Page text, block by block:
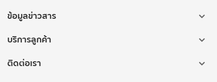
ข้อมูลข่าวสาร
บริการลูกค้า
ติดต่อเรา